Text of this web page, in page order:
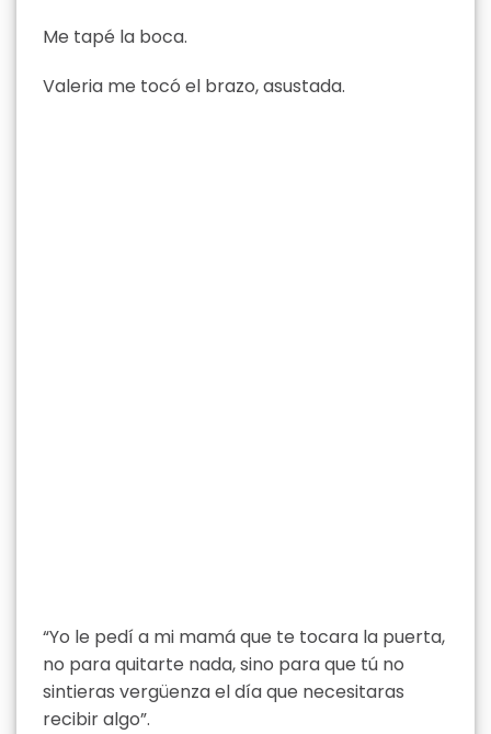
Me tapé la boca.
Valeria me tocó el brazo, asustada.
“Yo le pedí a mi mamá que te tocara la puerta,
no para quitarte nada, sino para que tú no
sintieras vergüenza el día que necesitaras
recibir algo”.